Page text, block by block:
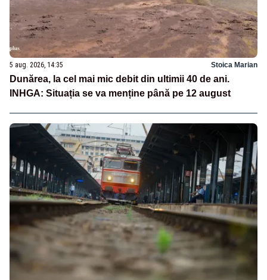
5 aug. 2026, 14:35 Stoica Marian
Dunărea, la cel mai mic debit din ultimii 40 de ani.
INHGA: Situația se va menține până pe 12 august